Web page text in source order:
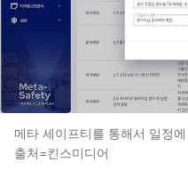
메타 세이프티를 통해서 일정
출처=킨스미디어